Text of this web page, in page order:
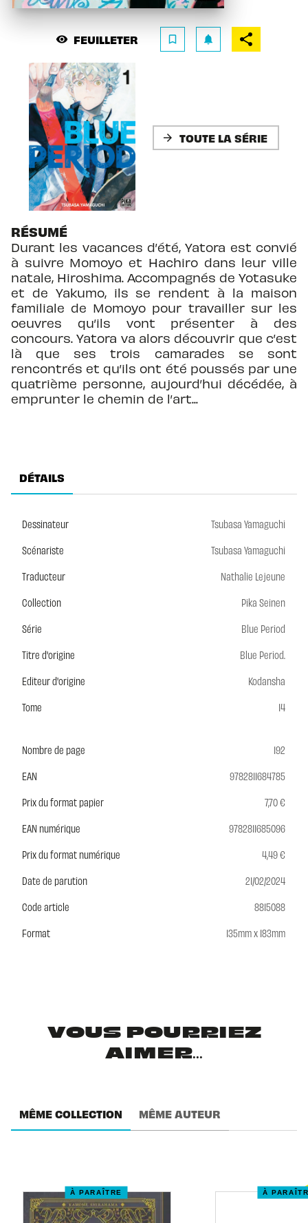
visibility FEUILLETER bookmark_border notifications
arrow_forward TOUTE LA SÉRIE
RÉSUMÉ
Durant les vacances d’été, Yatora est convié
à suivre Momoyo et Hachiro dans leur ville
natale, Hiroshima. Accompagnés de Yotasuke
et de Yakumo, ils se rendent à la maison
familiale de Momoyo pour travailler sur les
oeuvres qu’ils vont présenter à des
concours. Yatora va alors découvrir que c’est
là que ses trois camarades se sont
rencontrés et qu’ils ont été poussés par une
quatrième personne, aujourd’hui décédée, à
emprunter le chemin de l’art...
DÉTAILS
Dessinateur
Tsubasa Yamaguchi
Scénariste
Tsubasa Yamaguchi
Traducteur
Nathalie Lejeune
Collection
Pika Seinen
Série
Blue Period
Titre d'origine
Blue Period.
Editeur d'origine
Kodansha
Tome
14
Nombre de page
192
EAN
9782811684785
Prix du format papier
7,70 €
EAN numérique
9782811685096
Prix du format numérique
4,49 €
Date de parution
21/02/2024
Code article
8815088
Format
135mm x 183mm
VOUS POURRIEZ
AIMER...
MÊME COLLECTION MÊME AUTEUR
À PARAÎTRE À